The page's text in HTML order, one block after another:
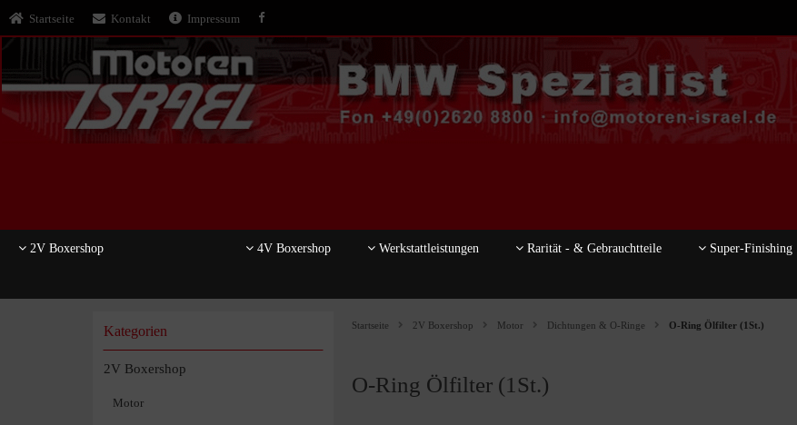
Startseite Kontakt Impressum
2V Boxershop 4V Boxershop Werkstattleistungen Rarität - & Gebrauchtteile Super-Finishing
Startseite 2V Boxershop Motor Dichtungen & O-Ringe O-Ring Ölfilter (1St.)
O-Ring Ölfilter (1St.)
Kategorien
2V Boxershop
Motor